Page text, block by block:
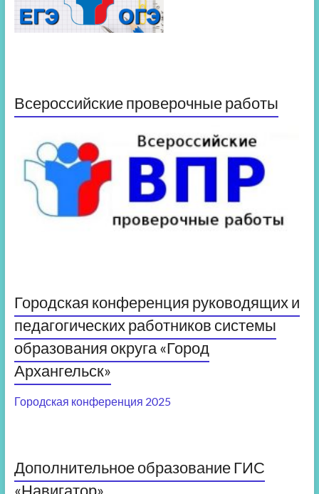
Всероссийские проверочные работы
Городская конференция руководящих и
педагогических работников системы
образования округа «Город
Архангельск»
Городская конференция 2025
Дополнительное образование ГИС